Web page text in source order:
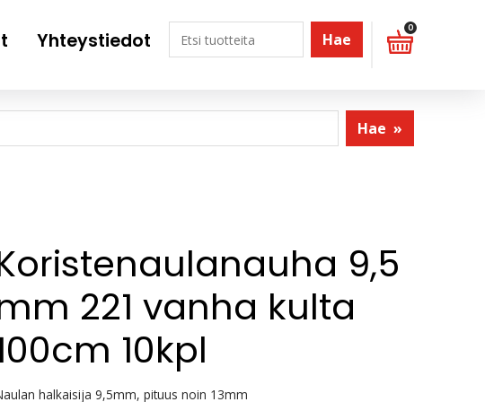
Yhteystiedot Hae
0
Hae »
9,5
221 vanha kulta
10kpl
halkaisija 9,5mm, pituus noin 13mm